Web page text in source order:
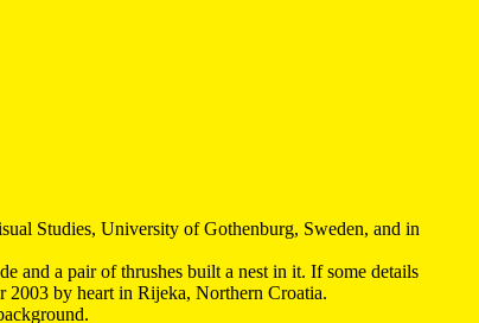
Studies, University of Gothenburg, Sweden, and in
and a pair of thrushes built a nest in it. If some details
2003 by heart in Rijeka, Northern Croatia.